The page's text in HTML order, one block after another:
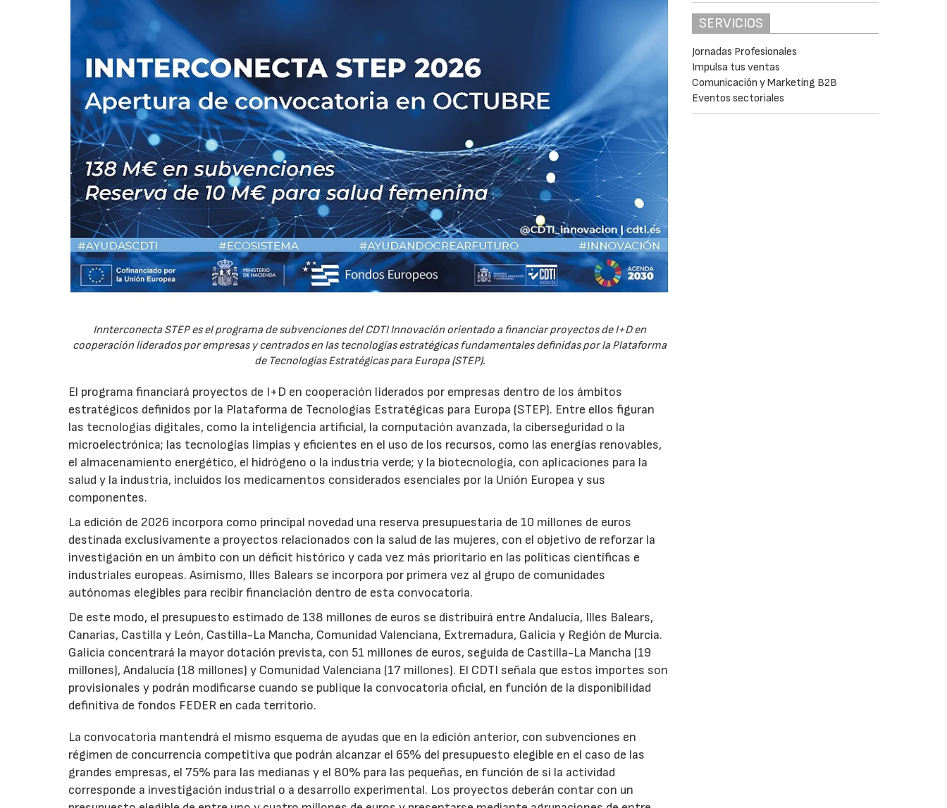
Innterconecta STEP es el programa de subvenciones del CDTI Innovación orientado a financiar proyectos de I+D en
cooperación liderados por empresas y centrados en las tecnologías estratégicas fundamentales definidas por la Plataforma
de Tecnologías Estratégicas para Europa (STEP).
El programa financiará proyectos de I+D en cooperación liderados por empresas dentro de los ámbitos
estratégicos definidos por la Plataforma de Tecnologías Estratégicas para Europa (STEP). Entre ellos figuran
las tecnologías digitales, como la inteligencia artificial, la computación avanzada, la ciberseguridad o la
microelectrónica; las tecnologías limpias y eficientes en el uso de los recursos, como las energías renovables,
el almacenamiento energético, el hidrógeno o la industria verde; y la biotecnología, con aplicaciones para la
salud y la industria, incluidos los medicamentos considerados esenciales por la Unión Europea y sus
componentes.
La edición de 2026 incorpora como principal novedad una reserva presupuestaria de 10 millones de euros
destinada exclusivamente a proyectos relacionados con la salud de las mujeres, con el objetivo de reforzar la
investigación en un ámbito con un déficit histórico y cada vez más prioritario en las políticas científicas e
industriales europeas. Asimismo, Illes Balears se incorpora por primera vez al grupo de comunidades
autónomas elegibles para recibir financiación dentro de esta convocatoria.
De este modo, el presupuesto estimado de 138 millones de euros se distribuirá entre Andalucía, Illes Balears,
Canarias, Castilla y León, Castilla-La Mancha, Comunidad Valenciana, Extremadura, Galicia y Región de Murcia.
Galicia concentrará la mayor dotación prevista, con 51 millones de euros, seguida de Castilla-La Mancha (19
millones), Andalucía (18 millones) y Comunidad Valenciana (17 millones). El CDTI señala que estos importes son
provisionales y podrán modificarse cuando se publique la convocatoria oficial, en función de la disponibilidad
definitiva de fondos FEDER en cada territorio.
La convocatoria mantendrá el mismo esquema de ayudas que en la edición anterior, con subvenciones en
régimen de concurrencia competitiva que podrán alcanzar el 65% del presupuesto elegible en el caso de las
grandes empresas, el 75% para las medianas y el 80% para las pequeñas, en función de si la actividad
corresponde a investigación industrial o a desarrollo experimental. Los proyectos deberán contar con un
SERVICIOS
Jornadas Profesionales
Impulsa tus ventas
Comunicación y Marketing B2B
Eventos sectoriales